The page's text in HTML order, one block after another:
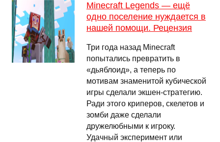
Minecraft Legends — ещё
одно поселение нуждается в
нашей помощи. Рецензия
Три года назад Minecraft
попытались превратить в
«дьяблоид», а теперь по
мотивам знаменитой кубической
игры сделали экшен-стратегию.
Ради этого криперов, скелетов и
зомби даже сделали
дружелюбными к игроку.
Удачный эксперимент или